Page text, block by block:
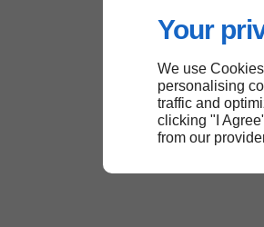
Your
We use
personalising
traffic and
clicking "I
from our